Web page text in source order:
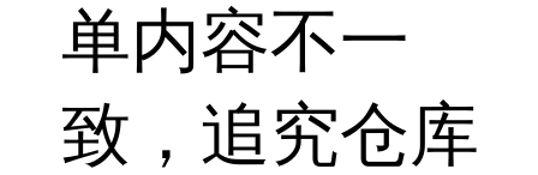
单内容不一
致，追究仓库